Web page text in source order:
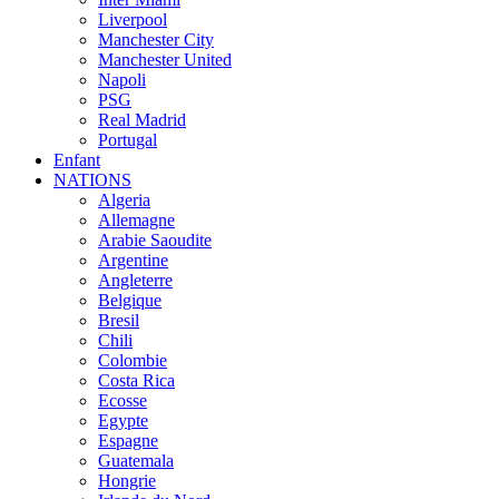
Liverpool
Manchester City
Manchester United
Napoli
PSG
Real Madrid
Portugal
Enfant
NATIONS
Algeria
Allemagne
Arabie Saoudite
Argentine
Angleterre
Belgique
Bresil
Chili
Colombie
Costa Rica
Ecosse
Egypte
Espagne
Guatemala
Hongrie